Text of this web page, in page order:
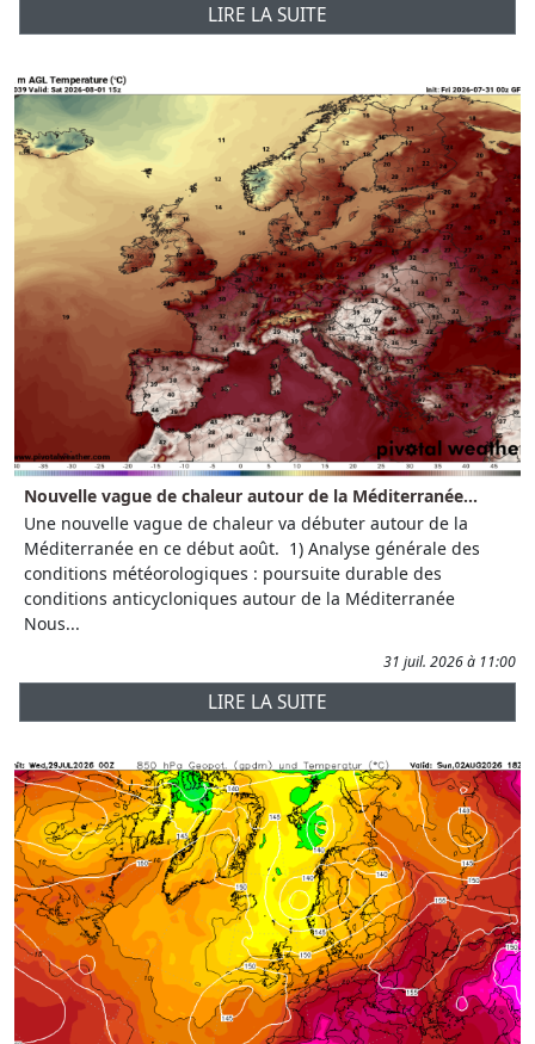
LIRE LA SUITE
Nouvelle vague de chaleur autour de la Méditerranée...
Une nouvelle vague de chaleur va débuter autour de la
Méditerranée en ce début août. 1) Analyse générale des
conditions météorologiques : poursuite durable des
conditions anticycloniques autour de la Méditerranée
Nous...
31 juil. 2026 à 11:00
LIRE LA SUITE